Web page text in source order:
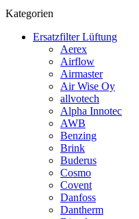
Kategorien
Ersatzfilter Lüftung
Aerex
Airflow
Airmaster
Air Wise Oy
allvotech
Alpha Innotec
AWB
Benzing
Brink
Buderus
Cosmo
Covent
Danfoss
Dantherm